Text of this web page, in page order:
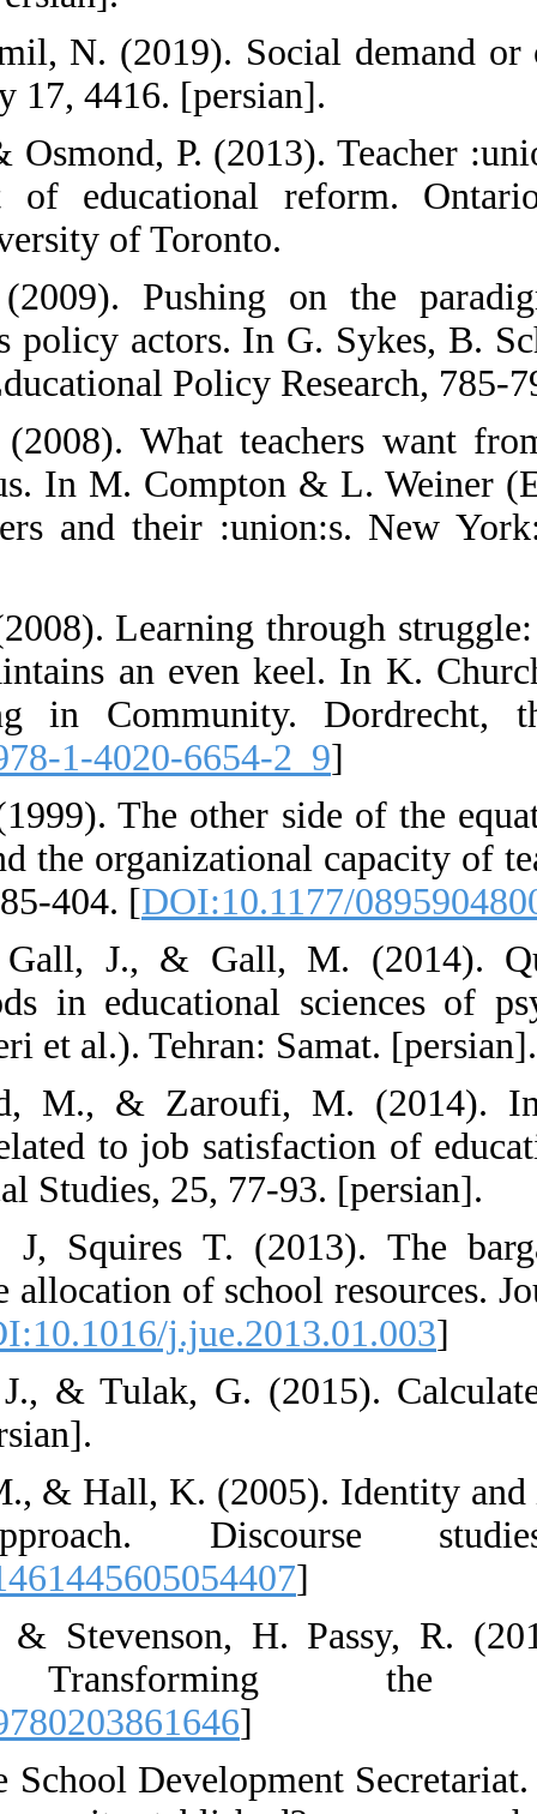
7. Bahrami
Wednesday,
8. Bascia, N., &
in the
Education,
9. Bascia, N.
organizations
Handbook on
10. Bascia, N.
literature tells
teaching,
11. Bascia, N.
Association
(Eds).
[ DOI:10.1007/
12. Bascia, N.
development
Policy, 14(3),
13. Borg, W.,
research
Khosrow
14.
social factors
city.
15. Brunner E
:union:s and
76: 15- 27. [
16. Buchanan,
17. Bucholtz,
linguistic
[DOI:10.1177/
18. Carter, B.,
19.